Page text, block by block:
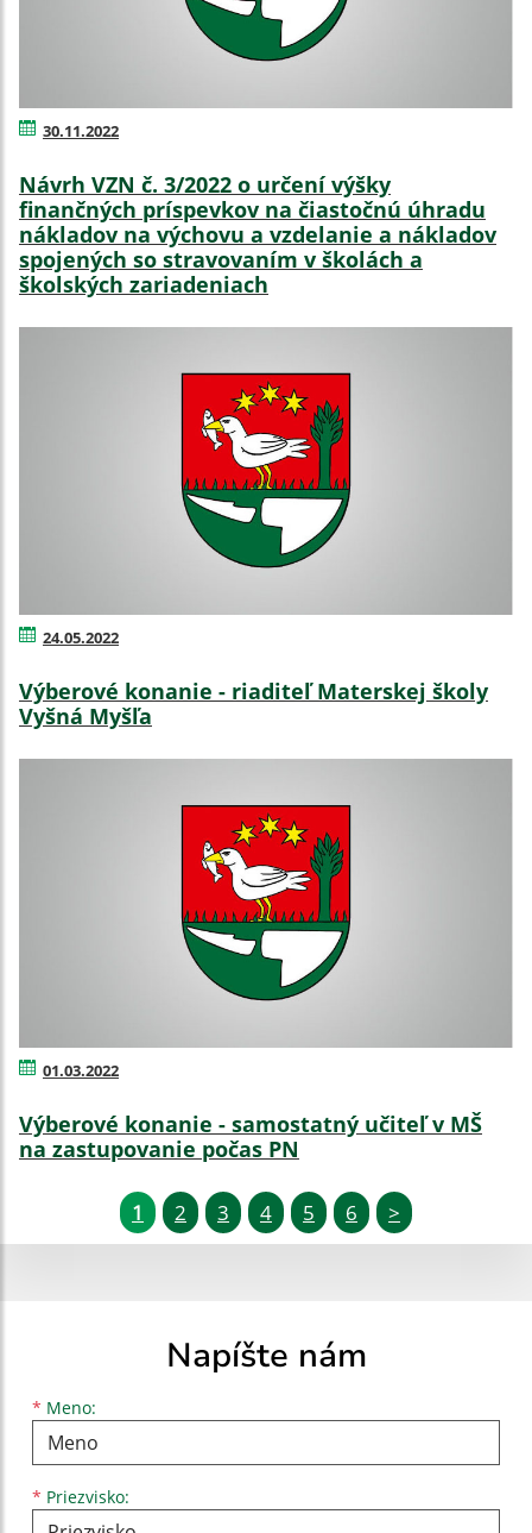
30.11.2022
Návrh VZN č. 3/2022 o určení výšky
finančných príspevkov na čiastočnú úhradu
nákladov na výchovu a vzdelanie a nákladov
spojených so stravovaním v školách a
školských zariadeniach
24.05.2022
Výberové konanie - riaditeľ Materskej školy
Vyšná Myšľa
01.03.2022
Výberové konanie - samostatný učiteľ v MŠ
na zastupovanie počas PN
1 2 3 4 5 6 >
Napíšte nám
* Meno:
Meno
* Priezvisko:
Priezvisko
E-mailová adresa